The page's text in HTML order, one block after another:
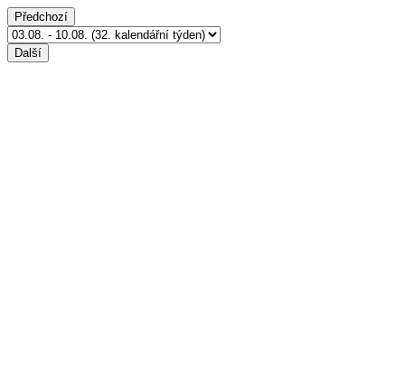
Předchozí
Další